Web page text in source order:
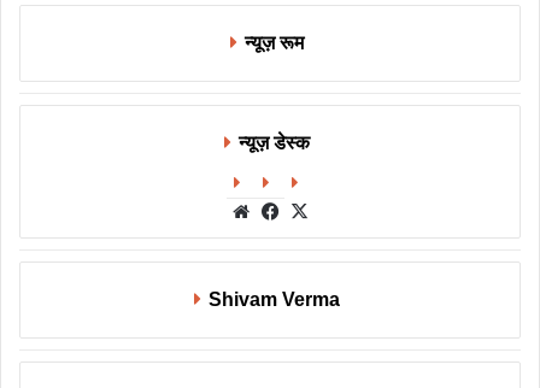
न्यूज़ रूम
न्यूज़ डेस्क
WebsiteFacebook
Shivam Verma